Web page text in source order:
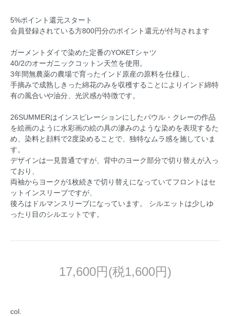
5%ポイント還元スタート
会員登録されている方800円分のポイント還元が付与されます
ガーメントダイで染めた定番のYOKETシャツ
40/2のオーガニックコットン天竺を使用。
3年間無農薬の農場で育ったインド原産の原料を仕様し、
手摘みで成熟しきった綿花のみを収穫することによりインド綿特
有の風合いや油分、光沢感が特徴です。
26SUMMERはインスピレーションにしたパウル・クレーの作品
を絵画のように水彩画の絵の具の滲みのような染めを表現するた
め、染料と顔料で2度染めることで、独特なムラ感を施していま
す。
デザインは一見普通ですが、背中のヨーク部分で切り替えが入っ
ており、
両袖からヨークが1枚続きで切り替えになっていてフロントはセ
ットインスリーブですが、
後ろはドルマンスリーブになっています。 シルエットは少しゆ
ったり目のシルエットです。
17,600円(税1,600円)
col.